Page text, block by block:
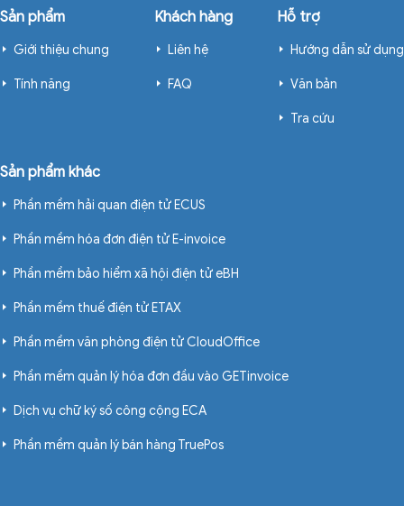
Sản phẩm
Giới thiệu chung
Tính năng
Khách hàng
Liên hệ
FAQ
Hỗ trợ
Hướng dẫn sử dụng
Văn bản
Tra cứu
Sản phẩm khác
Phần mềm hải quan điện tử ECUS
Phần mềm hóa đơn điện tử E-invoice
Phần mềm bảo hiểm xã hội điện tử eBH
Phần mềm thuế điện tử ETAX
Phần mềm văn phòng điện tử CloudOffice
Phần mềm quản lý hóa đơn đầu vào GETinvoice
Dịch vụ chữ ký số công cộng ECA
Phần mềm quản lý bán hàng TruePos